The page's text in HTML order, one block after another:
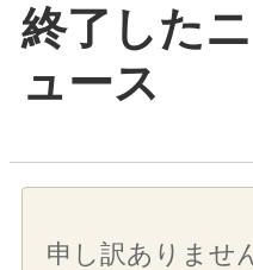
終了したニ
ュース
申し訳ありませ